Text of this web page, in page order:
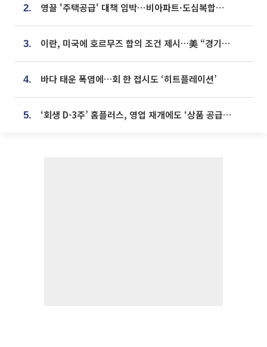
2. 영끌 '주택공급' 대책 임박⋯비아파트·도심복합까지 총동원
3. 이란, 미국에 호르무즈 합의 조건 제시…美 “경기 아직 안 끝나” [종합]
4. 바다 태운 폭염에…회 한 접시도 ‘히트플레이션’
5. ‘회생 D-3주’ 홈플러스, 영업 재개에도 ‘상품 공급망’ 복구가 생존 관건